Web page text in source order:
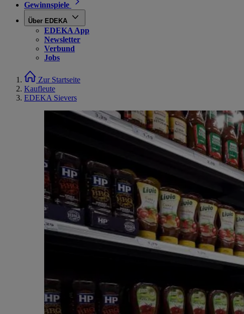
Gewinnspiele
Über EDEKA
EDEKA App
Newsletter
Verbund
Jobs
Zur Startseite
Kaufleute
EDEKA Sievers